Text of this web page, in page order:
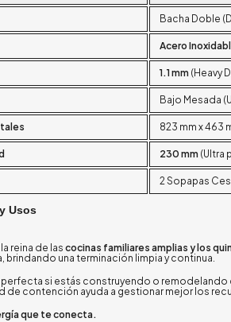
Bacha Doble
Acero
1.1 mm (Heavy
Bajo Mesada
823 mm x 463
230 mm (Ultra
2 Sopapas
Usos
reina de las cocinas familiares amplias y los
brindando una terminación limpia y continua.
perfecta si estás construyendo o
de contención ayuda a gestionar mejor los
que te conecta.